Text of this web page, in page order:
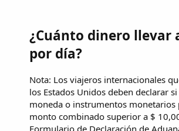
¿Cuánto dinero llevar
por día?
Nota: Los viajeros internacionales
los Estados Unidos deben declarar
moneda o instrumentos monetarios
monto combinado superior a $
Formulario de Declaración de